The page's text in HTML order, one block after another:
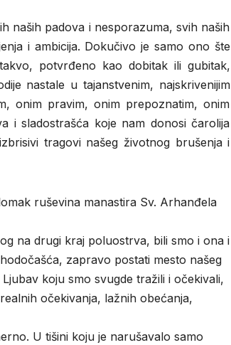
naših padova i nesporazuma, svih naših
i ambicija. Dokučivo je samo ono šte
potvrđeno kao dobitak ili gubitak,
nastale u tajanstvenim, najskrivenijim
onim pravim, onim prepoznatim, onim
i sladostrašća koje nam donosi čarolija
tragovi našeg životnog brušenja i
ruševina manastira Sv. Arhanđela
na drugi kraj poluostrva, bili smo i ona i
zapravo postati mesto našeg
koju smo svugde tražili i očekivali,
očekivanja, lažnih obećanja,
U tišini koju je narušavalo samo